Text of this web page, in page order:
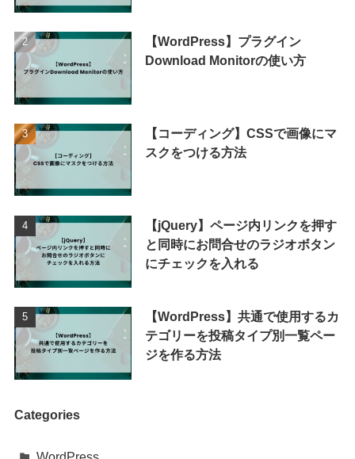
【WordPress】プラグイン
Download Monitorの使い方
【コーディング】CSSで画像にマ
スクをつける方法
【jQuery】ページ内リンクを押す
と同時にお問合せのラジオボタン
にチェックを入れる
【WordPress】共通で使用するカ
テゴリーを投稿タイプ別一覧ペー
ジを作る方法
Categories